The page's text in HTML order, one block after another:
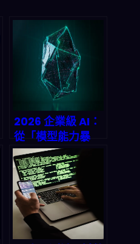
2026 企業級 AI：
從「模型能力暴
衝」到「安全治理
上路」到底差在
哪？（附投資與風
險拆解）